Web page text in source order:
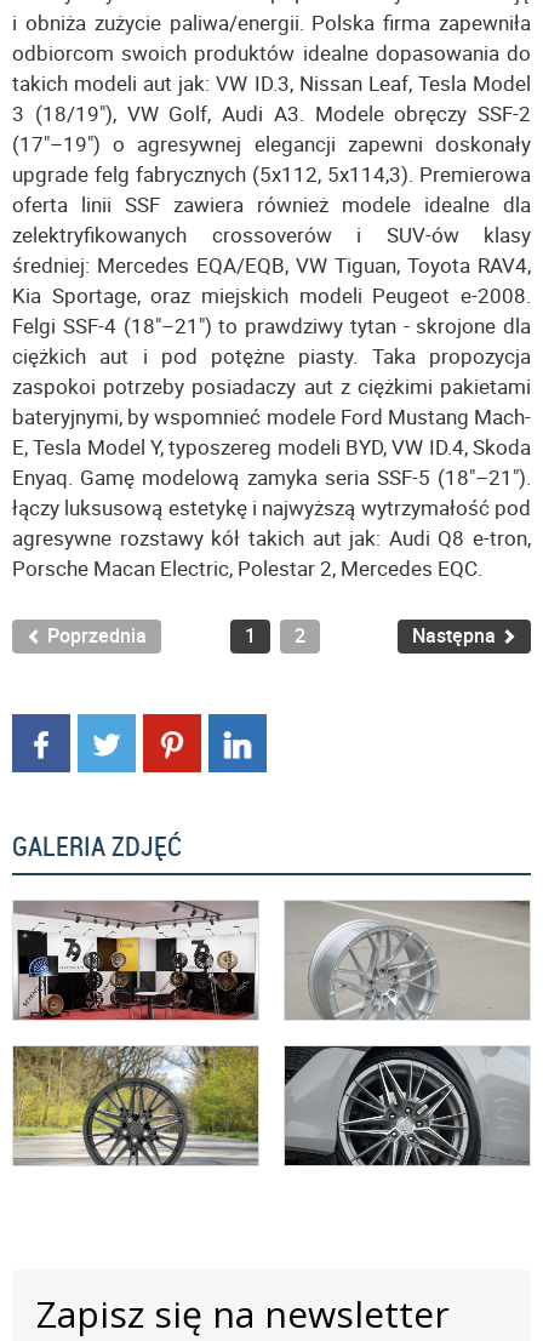
i obniża zużycie paliwa/energii. Polska firma zapewniła
odbiorcom swoich produktów idealne dopasowania do
takich modeli aut jak: VW ID.3, Nissan Leaf, Tesla Model
3 (18/19"), VW Golf, Audi A3. Modele obręczy SSF-2
(17"–19") o agresywnej elegancji zapewni doskonały
upgrade felg fabrycznych (5x112, 5x114,3). Premierowa
oferta linii SSF zawiera również modele idealne dla
zelektryfikowanych crossoverów i SUV-ów klasy
średniej: Mercedes EQA/EQB, VW Tiguan, Toyota RAV4,
Kia Sportage, oraz miejskich modeli Peugeot e-2008.
Felgi SSF-4 (18"–21") to prawdziwy tytan - skrojone dla
ciężkich aut i pod potężne piasty. Taka propozycja
zaspokoi potrzeby posiadaczy aut z ciężkimi pakietami
bateryjnymi, by wspomnieć modele Ford Mustang Mach-
E, Tesla Model Y, typoszereg modeli BYD, VW ID.4, Skoda
Enyaq. Gamę modelową zamyka seria SSF-5 (18"–21").
łączy luksusową estetykę i najwyższą wytrzymałość pod
agresywne rozstawy kół takich aut jak: Audi Q8 e-tron,
Porsche Macan Electric, Polestar 2, Mercedes EQC.
Poprzednia 1 2 Następna
GALERIA ZDJĘĆ
Zapisz się na newsletter